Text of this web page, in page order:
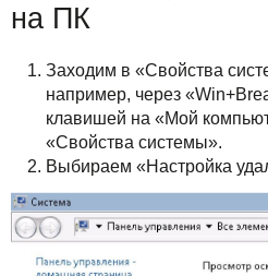
TuchaBackup
TuchaHosting
TuchaSync
Удаленный офис
Реселінг хостингу
Карьера
Контакты
Решения
Техподдержка
Инструкции
FAQ
Интервью
на ПК
Заходим в «Свойства
например, через
клавишей на «Мой
«Свойства системы».
Выбираем «Настройка